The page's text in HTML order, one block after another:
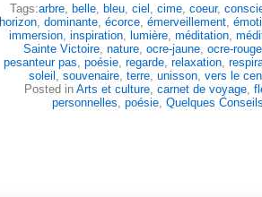
Tags:arbre, belle, bleu, ciel cime, coeur,
horizon dominante écorce émerveillement
immersion inspiration lumière méditation
Sainte Victoire, nature, ocre-jaune, ocre-rouge
pesanteur pas poésie regarde relaxation
soleil
souvenaire terre unisson vers le
Posted in Arts et culture, carnet de voyage,
personnelles poésie Quelques